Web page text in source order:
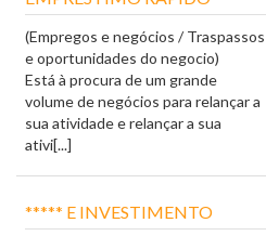
(Empregos e negócios / Traspassos
e oportunidades do negocio)
Está à procura de um grande
volume de negócios para relançar a
sua atividade e relançar a sua
ativi[...]
***** E INVESTIMENTO